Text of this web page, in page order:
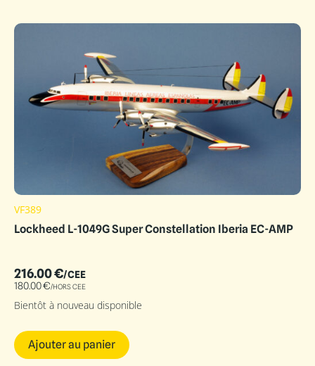
VF389
Lockheed L-1049G Super Constellation Iberia EC-AMP
216.00€/CEE
180.00€/HORS CEE
Bientôt à nouveau disponible
Ajouter au panier